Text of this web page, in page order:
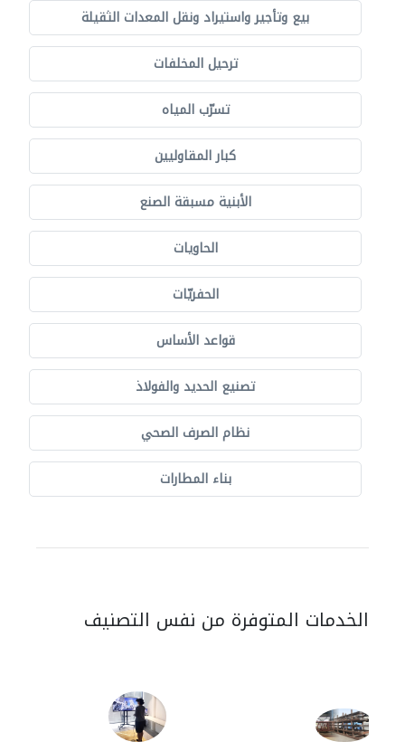
بيع وتأجير واستيراد ونقل المعدات الثقيلة
ترحيل المخلفات
تسرّب المياه
كبار المقاوليين
الأبنية مسبقة الصنع
الحاويات
الحفريّات
قواعد الأساس
تصنيع الحديد والفولاذ
نظام الصرف الصحي
بناء المطارات
الخدمات المتوفرة من نفس التصنيف